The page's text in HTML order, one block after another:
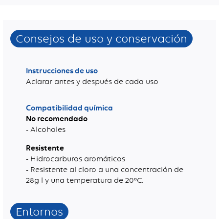
Consejos de uso y conservación
Instrucciones de uso
Aclarar antes y después de cada uso
Compatibilidad química
No recomendado
- Alcoholes
Resistente
- Hidrocarburos aromáticos
- Resistente al cloro a una concentración de
28g l y una temperatura de 20°C.
Entornos